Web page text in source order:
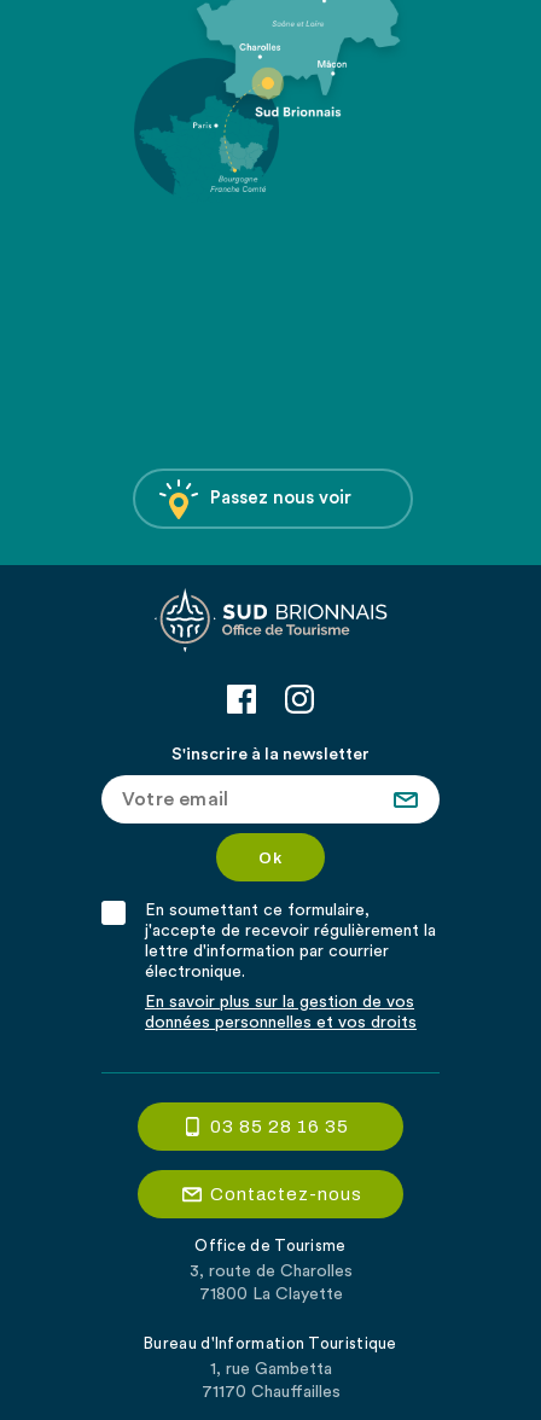
Passez nous voir
S'inscrire à la newsletter
En soumettant ce formulaire,
j'accepte de recevoir régulièrement la
lettre d'information par courrier
électronique.
En savoir plus sur la gestion de vos
données personnelles et vos droits
03 85 28 16 35
Contactez-nous
Office de Tourisme
3, route de Charolles
71800 La Clayette
Bureau d'Information Touristique
1, rue Gambetta
71170 Chauffailles